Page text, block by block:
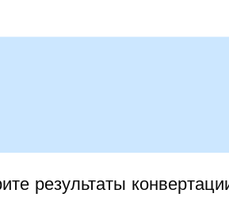
результаты